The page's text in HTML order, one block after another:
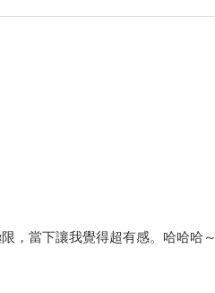
，當下讓我覺得超有感。哈哈哈～